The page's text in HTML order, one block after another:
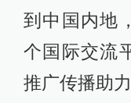
到中国内地
个国际交流
推广传播助力